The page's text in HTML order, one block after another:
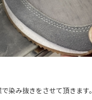
染み抜きをさせて頂きます。